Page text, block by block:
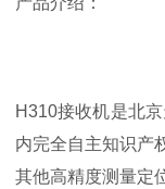
H310接收机是北
内完全自主知识产
其他高精度测量定